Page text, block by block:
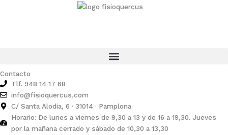
Contacto
Tlf. 948 14 17 68
info@fisioquercus,com
C/ Santa Alodia, 6 · 31014 · Pamplona
Horario: De lunes a viernes de 9,30 a 13 y de 16 a 19,30. Jueves
por la mañana cerrado y sábado de 10,30 a 13,30